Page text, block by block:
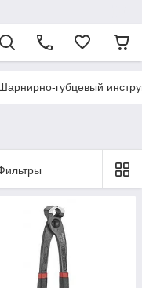
губцевый